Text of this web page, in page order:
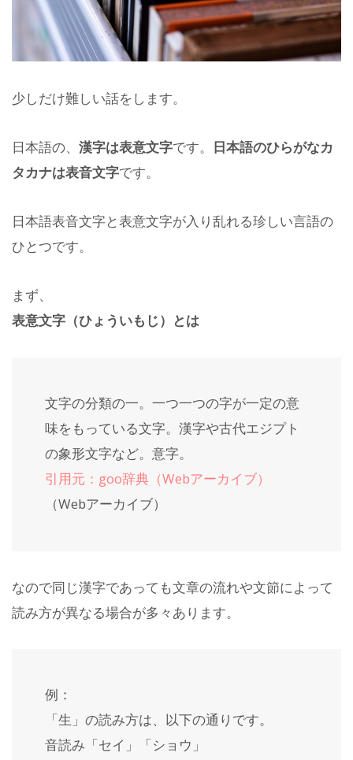
少しだけ難しい話をします。
日本語の、 漢字は表意文字です。 日本語のひらがなカ
タカナは表音文字です。
日本語表音文字と表意文字が入り乱れる珍しい言語の
ひとつです。
まず、
表意文字（ひょういもじ）とは
文字の分類の一。一つ一つの字が一定の意
味をもっている文字。漢字や古代エジプト
の象形文字など。意字。
引用元：goo辞典（Webアーカイブ）
（Webアーカイブ）
なので同じ漢字であっても文章の流れや文節によって
読み方が異なる場合が多々あります。
例：
「生」の読み方は、以下の通りです。
音読み「セイ」「ショウ」